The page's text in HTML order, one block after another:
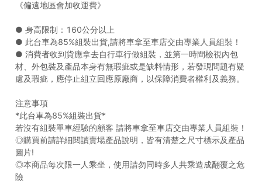
《偏遠地區會加收運費》
● 身高限制：160公分以上
● 此台車為85%組裝出貨,請將車拿至車店交由專業人員組裝！
● 消費者收到貨應拿去自行車行做組裝，並第一時間檢視內包
材、外包裝及產品本身有無瑕疵或是缺料情形，若發現問題有疑
慮及瑕疵，應停止組立回應原廠商，以保障消費者權利及義務。
注意事項
*此台車為85%組裝出貨*
若沒有組裝單車經驗的顧客 請將車拿至車店交由專業人員組裝！
◎購買前請詳細閱讀賣場產品說明，皆有清楚之尺寸標示及產品
圖片!
◎本商品每次限一人乘坐，使用請勿同時多人共乘造成翻覆之危
險